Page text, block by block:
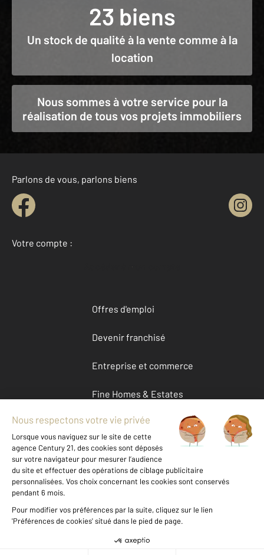
23 biens
Un stock de qualité à la vente comme à la
location
Nous sommes à votre service pour la
réalisation de tous vos projets immobiliers
Parlons de vous, parlons biens
Votre compte :
Accéder à mon compte
Offres d'emploi
Devenir franchisé
Entreprise et commerce
Fine Homes & Estates
À propos
International
Nous contacter
Données personnelles